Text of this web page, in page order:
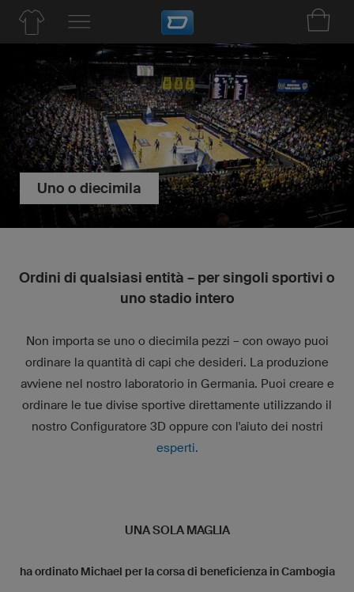
Uno o diecimila
Ordini di qualsiasi entità – per singoli sportivi o
uno stadio intero
Non importa se uno o diecimila pezzi – con owayo puoi
ordinare la quantità di capi che desideri. La produzione
avviene nel nostro laboratorio in Germania. Puoi creare e
ordinare le tue divise sportive direttamente utilizzando il
nostro Configuratore 3D oppure con l'aiuto dei nostri
esperti.
UNA SOLA MAGLIA
ha ordinato Michael per la corsa di beneficienza in Cambogia